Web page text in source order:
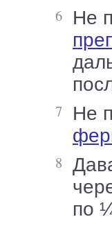
Не
Не
Давать больному негазированную воду
по